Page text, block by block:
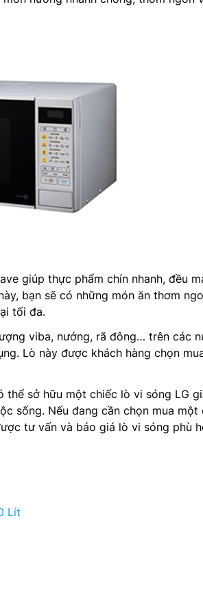
giúp thực phẩm chín nhanh, đều
bạn sẽ có những món ăn thơm
tối đa.
viba, nướng, rã đông… trên các
Lò này được khách hàng chọn
thể sở hữu một chiếc lò vi sóng LG
sống. Nếu đang cần chọn mua một
tư vấn và báo giá lò vi sóng phù
Lít